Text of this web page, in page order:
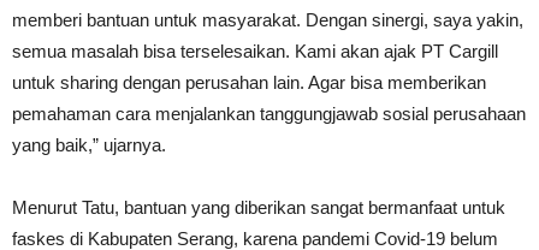
memberi bantuan untuk masyarakat. Dengan sinergi, saya yakin,
semua masalah bisa terselesaikan. Kami akan ajak PT Cargill
untuk sharing dengan perusahan lain. Agar bisa memberikan
pemahaman cara menjalankan tanggungjawab sosial perusahaan
yang baik,” ujarnya.
Menurut Tatu, bantuan yang diberikan sangat bermanfaat untuk
faskes di Kabupaten Serang, karena pandemi Covid-19 belum